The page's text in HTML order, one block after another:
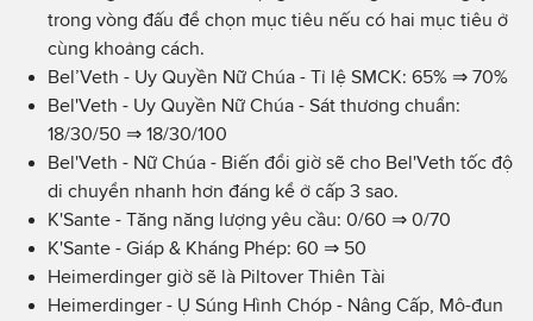
trong vòng đấu để chọn mục tiêu nếu có hai mục tiêu ở
cùng khoảng cách.
Bel’Veth - Uy Quyền Nữ Chúa - Tỉ lệ SMCK: 65% ⇒ 70%
Bel'Veth - Uy Quyền Nữ Chúa - Sát thương chuẩn:
18/30/50 ⇒ 18/30/100
Bel'Veth - Nữ Chúa - Biến đổi giờ sẽ cho Bel'Veth tốc độ
di chuyển nhanh hơn đáng kể ở cấp 3 sao.
K'Sante - Tăng năng lượng yêu cầu: 0/60 ⇒ 0/70
K'Sante - Giáp & Kháng Phép: 60 ⇒ 50
Heimerdinger giờ sẽ là Piltover Thiên Tài
Heimerdinger - Ụ Súng Hình Chóp - Nâng Cấp, Mô-đun